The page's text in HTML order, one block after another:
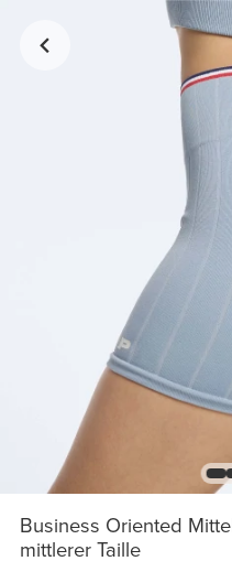
Business Oriented
mittlerer Taille